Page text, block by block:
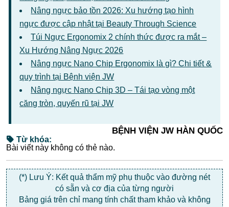
Nâng ngực bảo tồn 2026: Xu hướng tạo hình
ngực được cập nhật tại Beauty Through Science
Túi Ngực Ergonomix 2 chính thức được ra mắt –
Xu Hướng Nâng Ngực 2026
Nâng ngực Nano Chip Ergonomix là gì? Chi tiết &
quy trình tại Bệnh viện JW
Nâng ngực Nano Chip 3D – Tái tạo vòng một
căng tròn, quyến rũ tại JW
BỆNH VIỆN JW HÀN QUỐC
Từ khóa:
Bài viết này không có thẻ nào.
(*) Lưu Ý: Kết quả thẩm mỹ phụ thuộc vào đường nét
có sẵn và cơ địa của từng người
Bảng giá trên chỉ mang tính chất tham khảo và không